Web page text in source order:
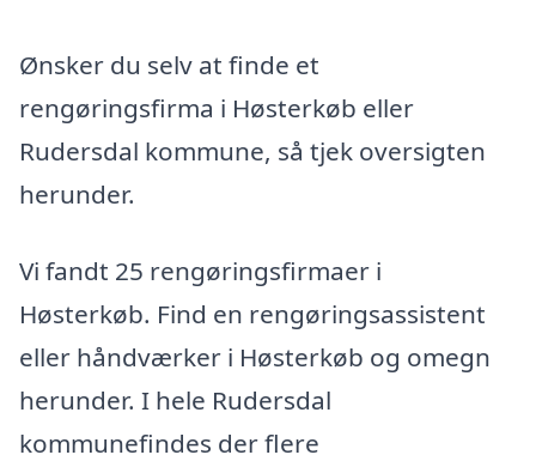
Ønsker du selv at finde et
rengøringsfirma i Høsterkøb eller
Rudersdal kommune, så tjek oversigten
herunder.
Vi fandt 25 rengøringsfirmaer i
Høsterkøb. Find en rengøringsassistent
eller håndværker i Høsterkøb og omegn
herunder. I hele Rudersdal
kommunefindes der flere